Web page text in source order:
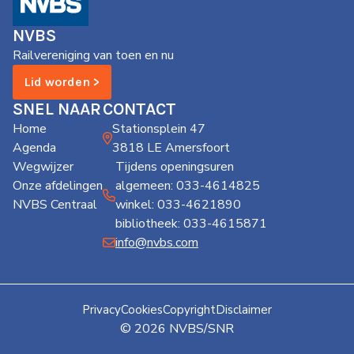
NVBS
Wegwijzer
Mijn
NVBS
NVBS
Railvereniging van toen en nu
Lid worden >
SNEL NAAR
Home
Agenda
Wegwijzer
Onze afdelingen
NVBS Centraal
CONTACT
Stationsplein 47
3818 LE Amersfoort
Tijdens openingsuren
algemeen: 033-4614825
winkel: 033-4621890
bibliotheek: 033-4615871
info@nvbs.com
© 2026 NVBS/SNR
PrivacyCookiesCopyrightDisclaimer